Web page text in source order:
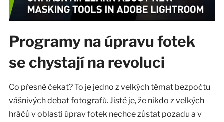
Programy na úpravu fotek
se chystají na revoluci
Co přesně čekat? To je jedno z velkých témat bezpočtu
vášnivých debat fotografů. Jisté je, že nikdo z velkých
hráčů v oblasti úprav fotek nechce zůstat pozadu a v